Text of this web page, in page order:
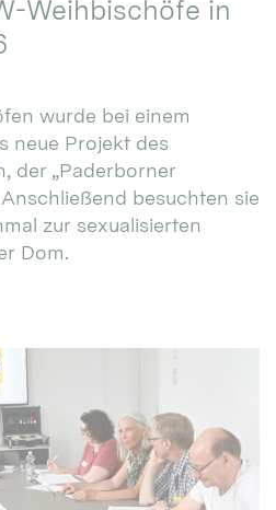
Weihbischöfe in
wurde bei einem
neue Projekt des
der „Paderborner
besuchten sie
zur sexualisierten
Dom.